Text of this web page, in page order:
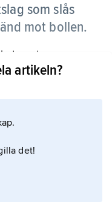
som slås
mot bollen.
som
och squash.
artikeln?
det!